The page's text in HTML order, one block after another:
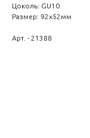
Цоколь: GU10
Размер: 92х52мм
Арт. - 21388